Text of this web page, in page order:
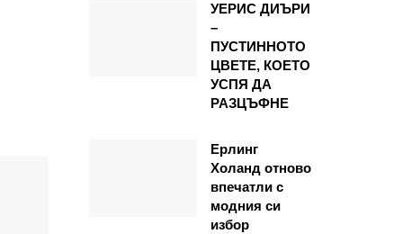
УЕРИС ДИЪРИ
–
ПУСТИННОТО
ЦВЕТЕ, КОЕТО
УСПЯ ДА
РАЗЦЪФНЕ
Ерлинг
Холанд отново
впечатли с
модния си
избор